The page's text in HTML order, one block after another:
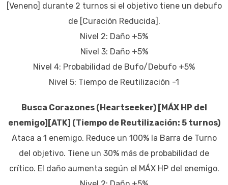
[Veneno] durante 2 turnos si el objetivo tiene un debufo
de [Curación Reducida].
Nivel 2: Daño +5%
Nivel 3: Daño +5%
Nivel 4: Probabilidad de Bufo/Debufo +5%
Nivel 5: Tiempo de Reutilización -1
Busca Corazones (Heartseeker) [MÁX HP del
enemigo][ATK] (Tiempo de Reutilización: 5 turnos)
Ataca a 1 enemigo. Reduce un 100% la Barra de Turno
del objetivo. Tiene un 30% más de probabilidad de
crítico. El daño aumenta según el MÁX HP del enemigo.